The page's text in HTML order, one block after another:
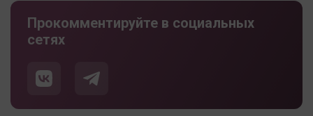
Прокомментируйте в социальных
сетях